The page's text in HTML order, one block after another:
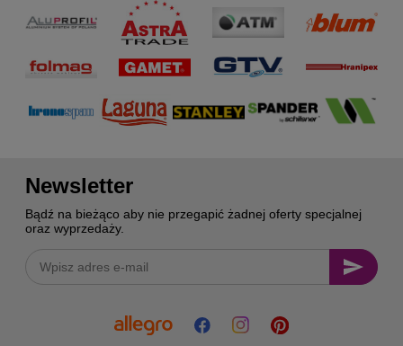
Newsletter
Bądź na bieżąco aby nie przegapić żadnej oferty specjalnej
oraz wyprzedaży.